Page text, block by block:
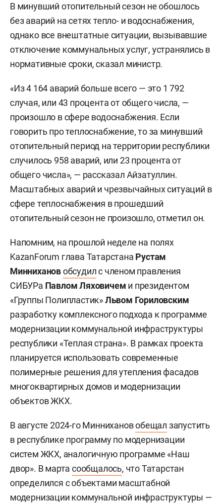
В минувший отопительный сезон не обошлось
без аварий на сетях тепло- и водоснабжения,
однако все внештатные ситуации, вызывавшие
отключение коммунальных услуг, устранялись в
нормативные сроки, сказал министр.
«Из 4 164 аварий больше всего — это 1 792
случая, или 43 процента от общего числа, —
произошло в сфере водоснабжения. Если
говорить про теплоснабжение, то за минувший
отопительный период на территории республики
случилось 958 аварий, или 23 процента от
общего числа», — рассказал Айзатуллин.
Масштабных аварий и чрезвычайных ситуаций в
сфере теплоснабжения в прошедший
отопительный сезон не произошло, отметил он.
Напомним, на прошлой неделе на полях
KazanForum глава Татарстана Рустам
Миннихановобсудилс членом правления
СИБУРа Павлом Ляховичем и президентом
«Группы Полипластик»Львом Гориловским
разработку комплексного подхода к программе
модернизации коммунальной инфраструктуры
республики «Теплая страна». В рамках проекта
планируется использовать современные
полимерные решения для утепления фасадов
многоквартирных домов и модернизации
объектов ЖКХ.
В августе 2024-го Миннихановобещал запустить
в республике программу по модернизации
систем ЖКХ, аналогичную программе «Наш
двор». В мартасообщалось, что Татарстан
определился с объектами масштабной
модернизации коммунальной инфраструктуры —